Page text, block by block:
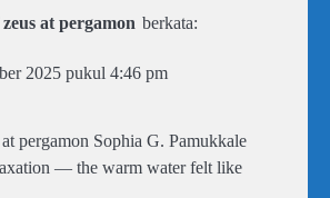
at pergamon berkata:
2025 pukul 4:46 pm
pergamon Sophia G. Pamukkale
— the warm water felt like